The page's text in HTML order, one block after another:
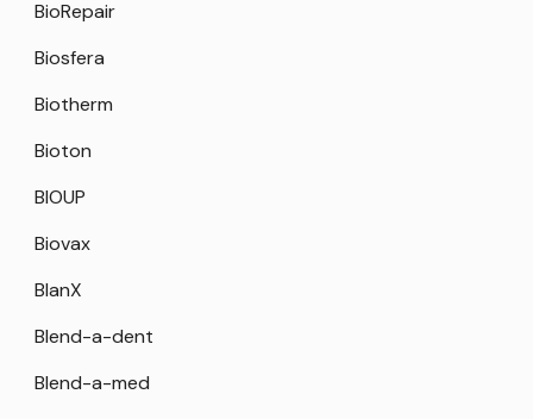
BioRepair
Biosfera
Biotherm
Bioton
BIOUP
Biovax
BlanX
Blend-a-dent
Blend-a-med